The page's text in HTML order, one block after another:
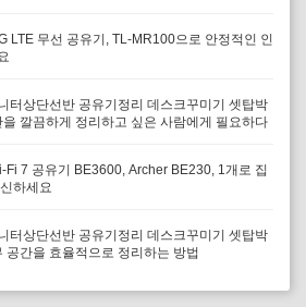
LTE 무선 공유기, TL-MR100으로 안정적인 인
터상단선반 공유기정리 데스크꾸미기 셋탑박
깔끔하게 정리하고 싶은 사람에게 필요하다
Fi 7 공유기 BE3600, Archer BE230, 1개로 집
하세요
터상단선반 공유기정리 데스크꾸미기 셋탑박
공간을 효율적으로 정리하는 방법